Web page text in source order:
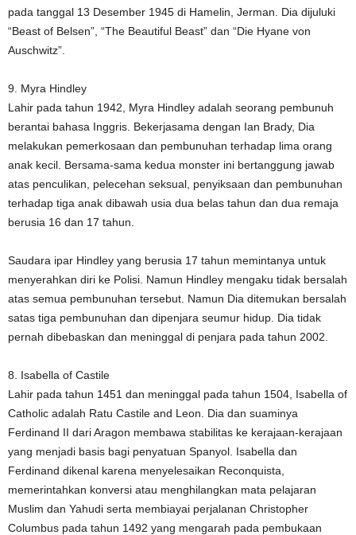
pada tanggal 13 Desember 1945 di Hamelin, Jerman. Dia dijuluki
“Beast of Belsen”, “The Beautiful Beast” dan “Die Hyane von
Auschwitz”.
9. Myra Hindley
Lahir pada tahun 1942, Myra Hindley adalah seorang pembunuh
berantai bahasa Inggris. Bekerjasama dengan Ian Brady, Dia
melakukan pemerkosaan dan pembunuhan terhadap lima orang
anak kecil. Bersama-sama kedua monster ini bertanggung jawab
atas penculikan, pelecehan seksual, penyiksaan dan pembunuhan
terhadap tiga anak dibawah usia dua belas tahun dan dua remaja
berusia 16 dan 17 tahun.
Saudara ipar Hindley yang berusia 17 tahun memintanya untuk
menyerahkan diri ke Polisi. Namun Hindley mengaku tidak bersalah
atas semua pembunuhan tersebut. Namun Dia ditemukan bersalah
satas tiga pembunuhan dan dipenjara seumur hidup. Dia tidak
pernah dibebaskan dan meninggal di penjara pada tahun 2002.
8. Isabella of Castile
Lahir pada tahun 1451 dan meninggal pada tahun 1504, Isabella of
Catholic adalah Ratu Castile and Leon. Dia dan suaminya
Ferdinand II dari Aragon membawa stabilitas ke kerajaan-kerajaan
yang menjadi basis bagi penyatuan Spanyol. Isabella dan
Ferdinand dikenal karena menyelesaikan Reconquista,
memerintahkan konversi atau menghilangkan mata pelajaran
Muslim dan Yahudi serta membiayai perjalanan Christopher
Columbus pada tahun 1492 yang mengarah pada pembukaan